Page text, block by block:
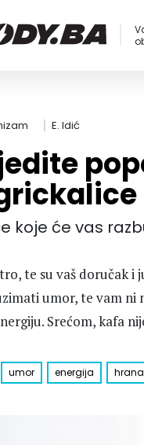
E. Idić
koje će vas
te su vaš doručak i
umor, te vam
Srećom, kafa
umor energija hrana